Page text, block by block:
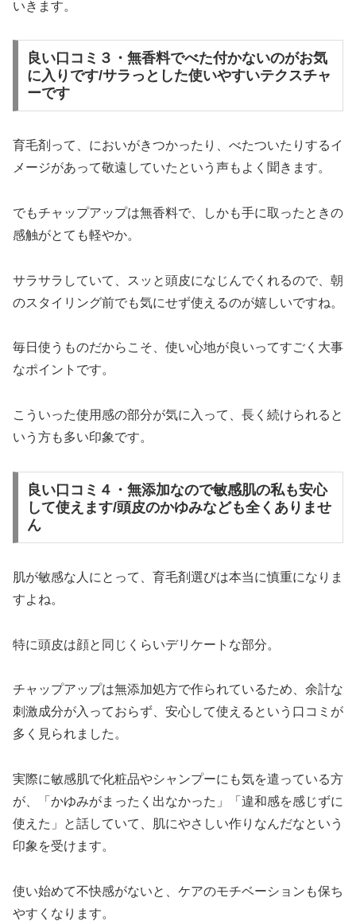
いきます。
良い口コミ３・無香料でべた付かないのがお気
に入りです/サラっとした使いやすいテクスチャ
ーです
育毛剤って、においがきつかったり、べたついたりするイ
メージがあって敬遠していたという声もよく聞きます。
でもチャップアップは無香料で、しかも手に取ったときの
感触がとても軽やか。
サラサラしていて、スッと頭皮になじんでくれるので、朝
のスタイリング前でも気にせず使えるのが嬉しいですね。
毎日使うものだからこそ、使い心地が良いってすごく大事
なポイントです。
こういった使用感の部分が気に入って、長く続けられると
いう方も多い印象です。
良い口コミ４・無添加なので敏感肌の私も安心
して使えます/頭皮のかゆみなども全くありませ
ん
肌が敏感な人にとって、育毛剤選びは本当に慎重になりま
すよね。
特に頭皮は顔と同じくらいデリケートな部分。
チャップアップは無添加処方で作られているため、余計な
刺激成分が入っておらず、安心して使えるという口コミが
多く見られました。
実際に敏感肌で化粧品やシャンプーにも気を遣っている方
が、「かゆみがまったく出なかった」「違和感を感じずに
使えた」と話していて、肌にやさしい作りなんだなという
印象を受けます。
使い始めて不快感がないと、ケアのモチベーションも保ち
やすくなります。